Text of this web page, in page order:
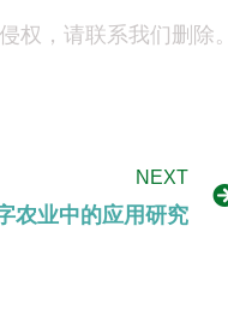
权，请联系我们删除。
NEXT
农业中的应用研究